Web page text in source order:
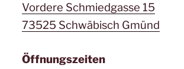
Vordere Schmiedgasse 15
73525 Schwäbisch Gmünd
Öffnungszeiten